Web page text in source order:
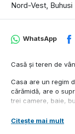
Nord-Vest, Buhusi
WhatsApp
Casă și teren de
Casa are un regim
cărămidă, are o
trei camere, baie,
Citește mai mult